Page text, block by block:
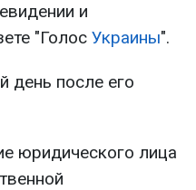
и
"Голос Украины".
день после его
юридического лица